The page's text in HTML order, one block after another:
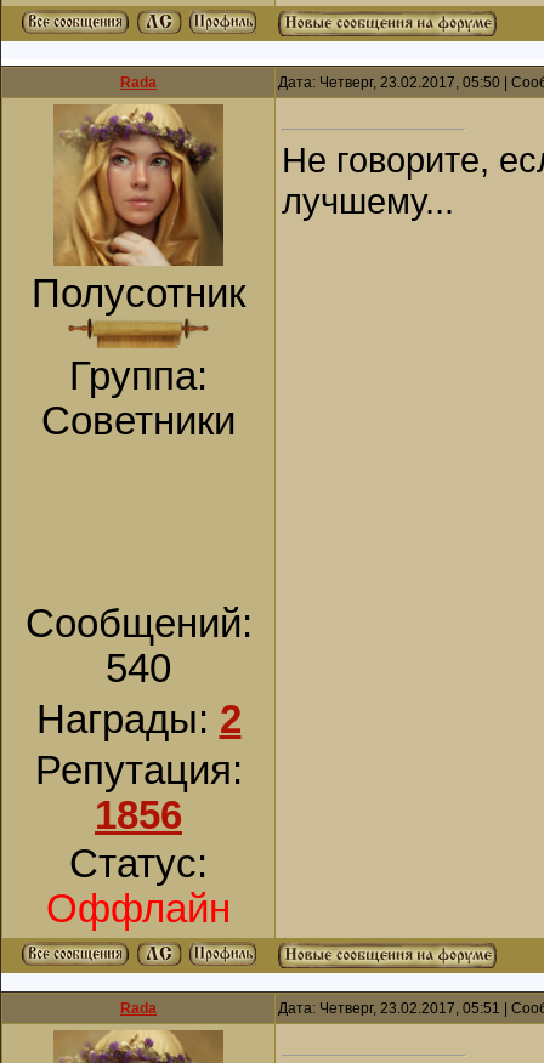
Rada Дата: Четверг, 23.02.2017, 05:50 |
Полусотник
Группа:
Советники
Сообщений:
540
Награды: 2
Репутация:
1856
Статус:
Оффлайн
Не говорите,
лучшему...
Rada Дата: Четверг, 23.02.2017, 05:51 |